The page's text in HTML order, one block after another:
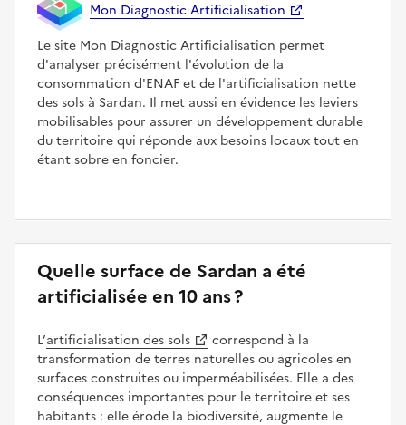
Mon Diagnostic Artificialisation
Le site Mon Diagnostic Artificialisation permet
d'analyser précisément l'évolution de la
consommation d'ENAF et de l'artificialisation nette
des sols à Sardan. Il met aussi en évidence les leviers
mobilisables pour assurer un développement durable
du territoire qui réponde aux besoins locaux tout en
étant sobre en foncier.
Quelle surface de Sardan a été
artificialisée en 10 ans ?
L’artificialisation des sols
correspond à la
transformation de terres naturelles ou agricoles en
surfaces construites ou imperméabilisées. Elle a des
conséquences importantes pour le territoire et ses
habitants : elle érode la biodiversité, augmente le